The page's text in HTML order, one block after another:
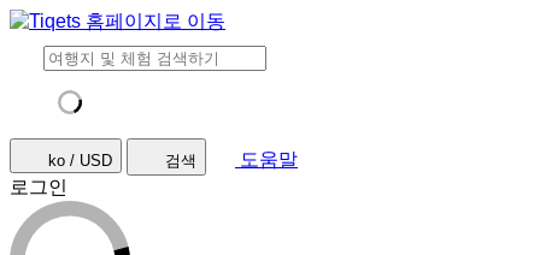
ko / USD 검색
도움말
로그인